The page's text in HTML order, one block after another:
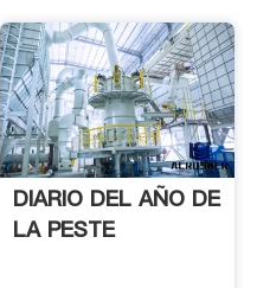
DIARIO DEL AÑO DE
LA PESTE